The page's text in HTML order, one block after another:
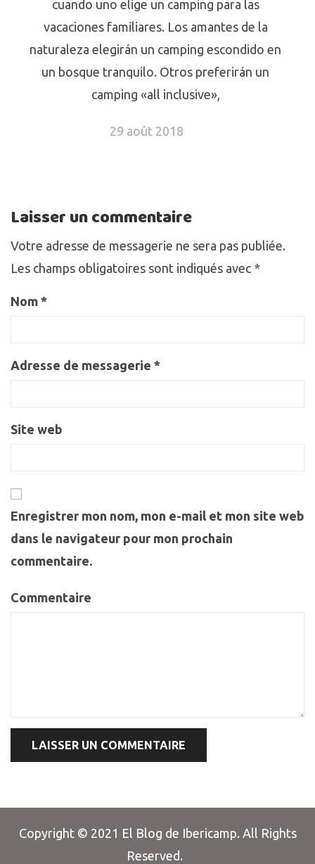
cuando uno elige un camping para las
vacaciones familiares. Los amantes de la
naturaleza elegirán un camping escondido en
un bosque tranquilo. Otros preferirán un
camping «all inclusive»,
29 août 2018
Laisser un commentaire
Votre adresse de messagerie ne sera pas publiée.
Les champs obligatoires sont indiqués avec *
Nom *
Adresse de messagerie *
Site web
Enregistrer mon nom, mon e-mail et mon site web
dans le navigateur pour mon prochain
commentaire.
Commentaire
Copyright © 2021 El Blog de Ibericamp. All Rights
Reserved.